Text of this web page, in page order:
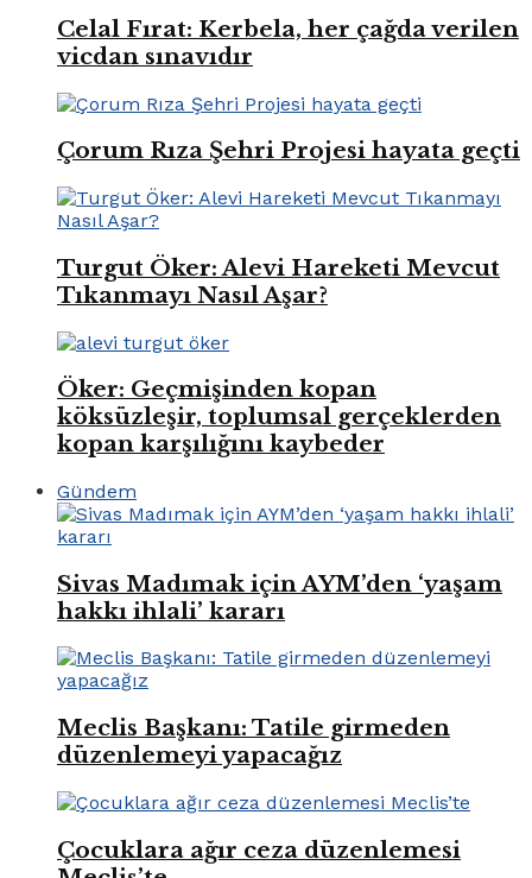
Celal Fırat: Kerbela, her çağda verilen
vicdan sınavıdır
Çorum Rıza Şehri Projesi hayata geçti
Turgut Öker: Alevi Hareketi Mevcut
Tıkanmayı Nasıl Aşar?
Öker: Geçmişinden kopan
köksüzleşir, toplumsal gerçeklerden
kopan karşılığını kaybeder
Gündem
Sivas Madımak için AYM’den ‘yaşam
hakkı ihlali’ kararı
Meclis Başkanı: Tatile girmeden
düzenlemeyi yapacağız
Çocuklara ağır ceza düzenlemesi